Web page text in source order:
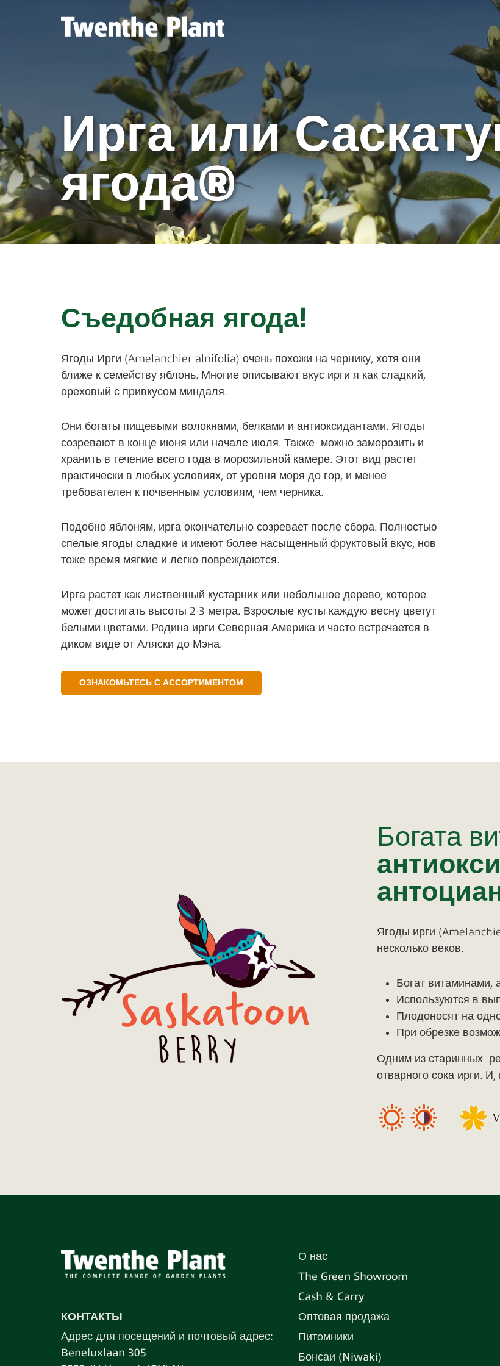
Ирга или
ягода®
Съедобная ягода!
Ягоды Ирги (Amelanchier alnifolia) очень похожи на чернику, хотя они
ближе к семейству яблонь. Многие описывают вкус ирги я как сладкий,
ореховый с привкусом миндаля.
Они богаты пищевыми волокнами, белками и антиоксидантами. Ягоды
созревают в конце июня или начале июля. Также можно заморозить и
хранить в течение всего года в морозильной камере. Этот вид растет
практически в любых условиях, от уровня моря до гор, и менее
требователен к почвенным условиям, чем черника.
Подобно яблоням, ирга окончательно созревает после сбора. Полностью
спелые ягоды сладкие и имеют более насыщенный фруктовый вкус, нов
тоже время мягкие и легко повреждаются.
Ирга растет как лиственный кустарник или небольшое дерево, которое
может достигать высоты 2-3 метра. Взрослые кусты каждую весну цветут
белыми цветами. Родина ирги Северная Америка и часто встречается в
диком виде от Аляски до Мэна.
ОЗНАКОМЬТЕСЬ С АССОРТИМЕНТОМ
Богата
Ягоды ирги
несколько веков.
Богат витаминами,
Используются в
Плодоносят на
При обрезке
Одним из старинных
отварного сока ирги.
КОНТАКТЫ
Адрес для посещений и почтовый адрес:
Beneluxlaan 305
О нас
The Green Showroom
Cash & Carry
Оптовая продажа
Питомники
Бонсаи (Niwaki)